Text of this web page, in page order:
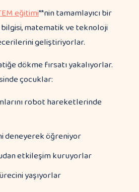
eğitimi**nin tamamlayıcı bir
matematik ve teknoloji
geliştiriyorlar.
dökme fırsatı yakalıyorlar.
çocuklar:
robot hareketlerinde
deneyerek öğreniyor
etkileşim kuruyorlar
yaşıyorlar